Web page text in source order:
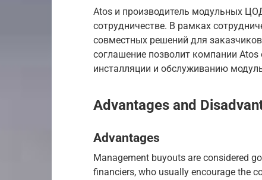
Atos и производитель модульных
сотрудничестве. В рамках
совместных решений для
соглашение позволит компании
инсталляции и обслуживанию
Advantages and
Advantages
Management buyouts are considered
financiers, who usually encourage the